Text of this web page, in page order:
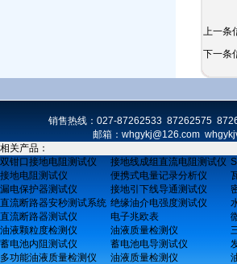
上一条
下一条
销售热线：027-87262533 87262575
邮箱：whgykj@126.com
相关产品：
双钳口接地电阻测试仪
接地线成组直流电阻测试仪
接地电阻测试仪
便携式电量记录分析仪
漏电保护器测试仪
接地引下线导通测试仪
直流断路器安秒测试系统 绝缘油介电强度测试仪
直流断路器测试仪
电子兆欧表
油液颗粒度检测仪
油液质量检测仪
蓄电池内阻测试仪
蓄电池电导测试仪
多功能油液质量检测仪
油液质量检测仪